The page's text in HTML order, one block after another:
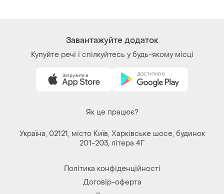
Як це працює?
Україна, 02121, місто Київ, Харківське шосе, будинок
201-203, літера 4Г
Політика конфіденційності
Контакти